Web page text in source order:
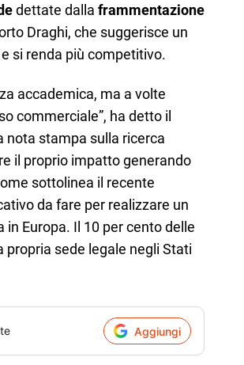
dettate dalla frammentazione
Draghi, che suggerisce un
si renda più competitivo.
accademica, ma a volte
commerciale”, ha detto il
nota stampa sulla ricerca
il proprio impatto generando
sottolinea il recente
da fare per realizzare un
Europa. Il 10 per cento delle
sede legale negli Stati
Aggiungi